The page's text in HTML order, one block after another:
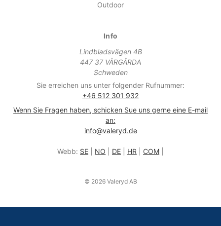
Outdoor
Info
Lindbladsvägen 4B
447 37 VÅRGÅRDA
Schweden
Sie erreichen uns unter folgender Rufnummer:
+46 512 301 932
Wenn Sie Fragen haben, schicken Sue uns gerne eine E-mail
an:
info@valeryd.de
Webb: SE NO DE HR COM
© 2026 Valeryd AB